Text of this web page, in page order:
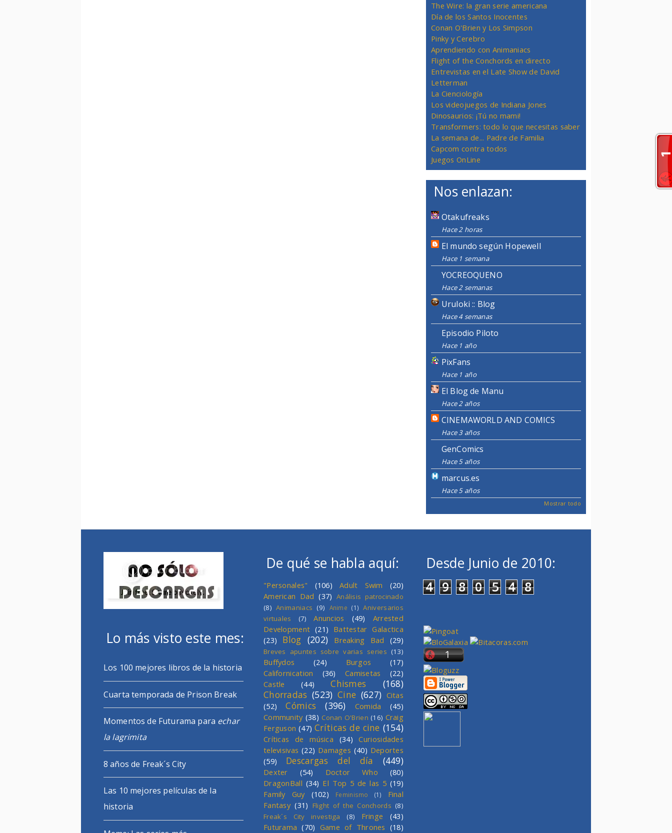
The Wire: la gran serie americana
Día de los Santos Inocentes
Conan O'Brien y Los Simpson
Pinky y Cerebro
Aprendiendo con Animaniacs
Flight of the Conchords en directo
Entrevistas en el Late Show de David
Letterman
La Cienciología
Los videojuegos de Indiana Jones
Dinosaurios: ¡Tú no mami!
Transformers: todo lo que necesitas saber
La semana de... Padre de Familia
Capcom contra todos
Juegos OnLine
Nos enlazan:
Otakufreaks
Hace 2 horas
El mundo según Hopewell
Hace 1 semana
YOCREOQUENO
Hace 2 semanas
Uruloki :: Blog
Hace 4 semanas
Episodio Piloto
Hace 1 año
PixFans
Hace 1 año
El Blog de Manu
Hace 2 años
CINEMAWORLD AND COMICS
Hace 3 años
GenComics
Hace 5 años
marcus.es
Hace 5 años
Mostrar todo
Lo más visto este mes:
Los 100 mejores libros de la historia
Cuarta temporada de Prison Break
Momentos de Futurama para echar
la lagrimita
8 años de Freak´s City
Las 10 mejores películas de la
historia
De qué se habla aquí:
"Personales" (106) Adult Swim
(20)
American Dad (37) Análisis patrocinado
(8) Animaniacs (9) Anime (1) Aniversarios
virtuales
(7) Anuncios (49)
Arrested
Development (21) Battestar Galactica
(23)
Blog (202) Breaking Bad (29)
Breves apuntes sobre varias series (13)
Buffydos (24) Burgos
(17)
Californication
(36) Camisetas
(22)
Castle
(44) Chismes
(168)
Chorradas (523) Cine (627) Citas
(52)
Cómics (396) Comida
(45)
Community (38) Conan O'Brien (16) Craig
Ferguson (47) Críticas de cine (154)
Críticas de música (34)
Curiosidades
televisivas (22) Damages (40) Deportes
(59)
Descargas del día (449)
Dexter (54) Doctor Who
(80)
DragonBall (34) El Top 5 de las 5 (19)
Family Guy
(102) Feminismo (1)
Final
Fantasy (31) Flight of the Conchords (8)
Freak´s City investiga
(8) Fringe
(43)
Futurama (70) Game of Thrones (18)
Desde Junio de 2010:
4 9 8 0 5 4 8